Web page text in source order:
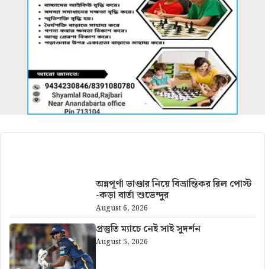
অন্নপূর্ণা ভাণ্ডার নিয়ে বিভ্রান্তিকর রিল পোস্ট
-কড়া বার্তা শুভেন্দুর
August 6, 2026
প্রস্তুতি ম্যাচে নেই সাই সুদর্শন
August 5, 2026